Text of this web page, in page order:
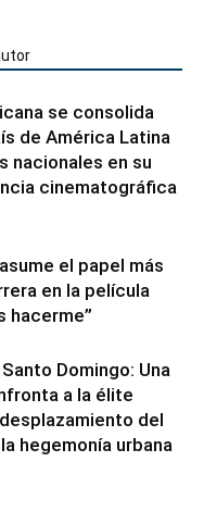
se consolida
de América Latina
nacionales en su
cinematográfica
el papel más
en la película
hacerme”
Domingo: Una
a la élite
del
hegemonía urbana